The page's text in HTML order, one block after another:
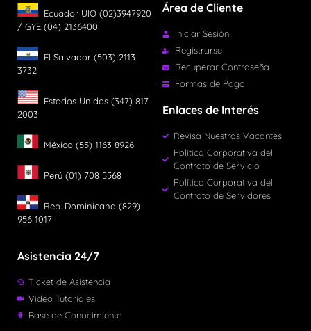
Ecuador UIO (02)3947920
/ GYE (04) 2136400
El Salvador (503) 2113
3732
Estados Unidos (347) 817
2003
México (55) 1163 8926
Perú (01) 708 5568
Rep. Dominicana (829)
956 1017
Asistencia 24/7
Ticket de Asistencia
Video Tutoriales
Base de Conocimiento
Área de Cliente
Iniciar Sesión
Registrarse
Recuperar Contraseña
Formas de Pago
Enlaces de Interés
Revisa Nuestras Vacantes
Política Corporativa del
Contrato de Servicio
Política Corporativa del
Contrato de Servidores